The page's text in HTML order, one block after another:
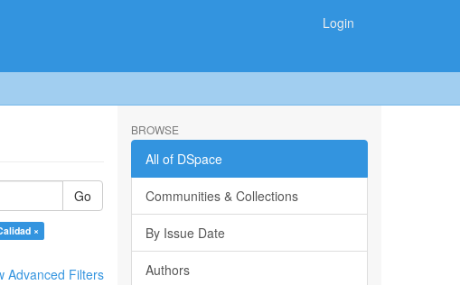
Login
Go
×
Advanced Filters
BROWSE
All of DSpace
Communities & Collections
By Issue Date
Authors